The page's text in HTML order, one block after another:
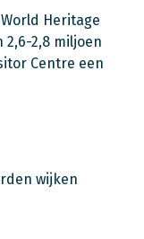
Heritage
2,8 miljoen
Centre een
wijken